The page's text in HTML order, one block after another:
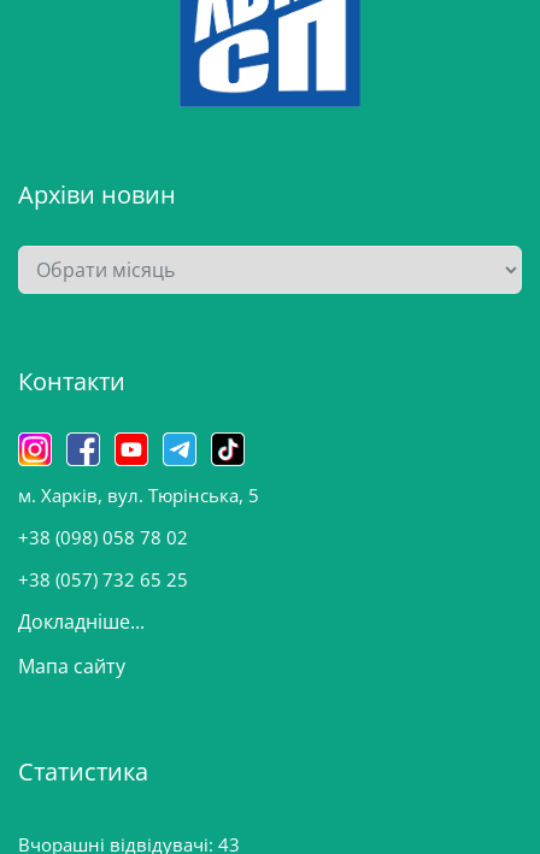
Архіви новин
А
р
в
н
о
в
и
Контакти
м. Харків, вул. Тюрінська, 5
+38 (098) 058 78 02
+38 (057) 732 65 25
Докладніше...
Мапа сайту
Статистика
Вчорашні відвідувачі: 43